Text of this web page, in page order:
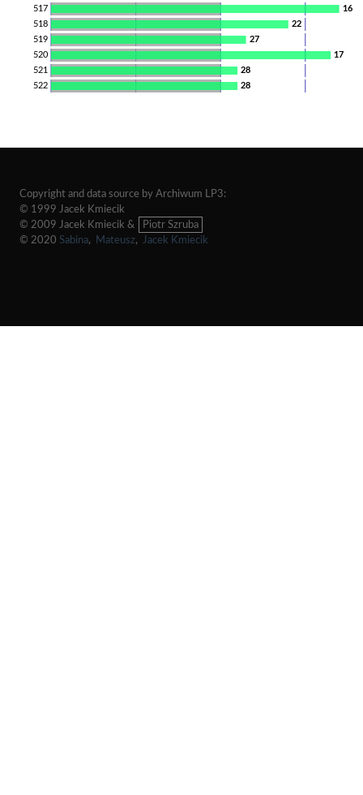
16
517
22
518
27
519
17
520
28
521
28
522
Copyright and data source by Archiwum LP3:
© 1999 Jacek Kmiecik
© 2009 Jacek Kmiecik &
Piotr Szruba
© 2020 Sabina, Mateusz, Jacek Kmiecik